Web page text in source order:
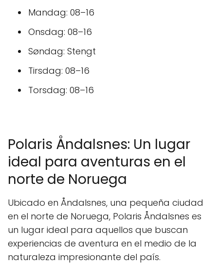
Mandag: 08–16
Onsdag: 08–16
Søndag: Stengt
Tirsdag: 08–16
Torsdag: 08–16
Polaris Åndalsnes: Un lugar
ideal para aventuras en el
norte de Noruega
Ubicado en Åndalsnes, una pequeña ciudad
en el norte de Noruega, Polaris Åndalsnes es
un lugar ideal para aquellos que buscan
experiencias de aventura en el medio de la
naturaleza impresionante del país.